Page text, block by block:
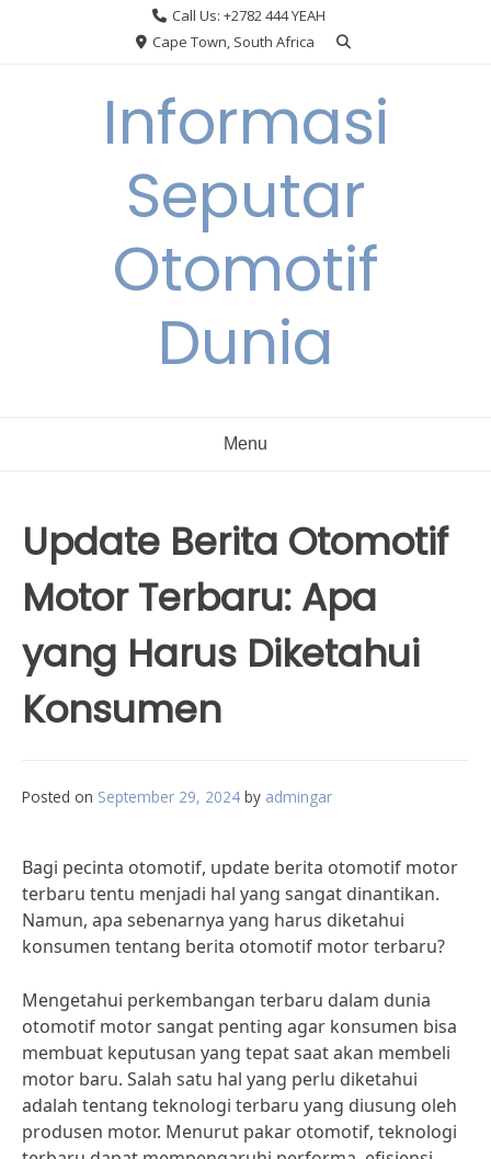
Call Us: +2782 444 YEAH
Cape Town, South Africa
Informasi
Seputar
Otomotif
Dunia
Menu
Update Berita Otomotif
Motor Terbaru: Apa
yang Harus Diketahui
Konsumen
Posted on September 29, 2024 by admingar
Bagi pecinta otomotif, update berita otomotif motor
terbaru tentu menjadi hal yang sangat dinantikan.
Namun, apa sebenarnya yang harus diketahui
konsumen tentang berita otomotif motor terbaru?
Mengetahui perkembangan terbaru dalam dunia
otomotif motor sangat penting agar konsumen bisa
membuat keputusan yang tepat saat akan membeli
motor baru. Salah satu hal yang perlu diketahui
adalah tentang teknologi terbaru yang diusung oleh
produsen motor. Menurut pakar otomotif, teknologi